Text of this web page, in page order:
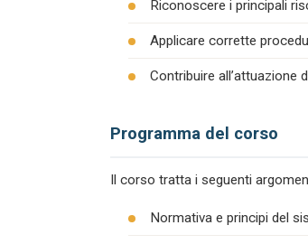
Riconoscere i principali
Applicare corrette
Contribuire all’attuazione
Programma del corso
Il corso tratta i seguenti
Normativa e principi del